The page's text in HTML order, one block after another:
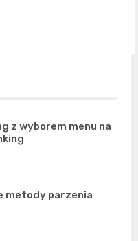
z wyborem menu na
metody parzenia